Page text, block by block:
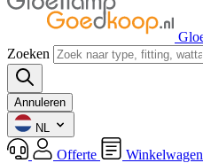
Zoeken
Annuleren
NL
Offerte Winkelwagen